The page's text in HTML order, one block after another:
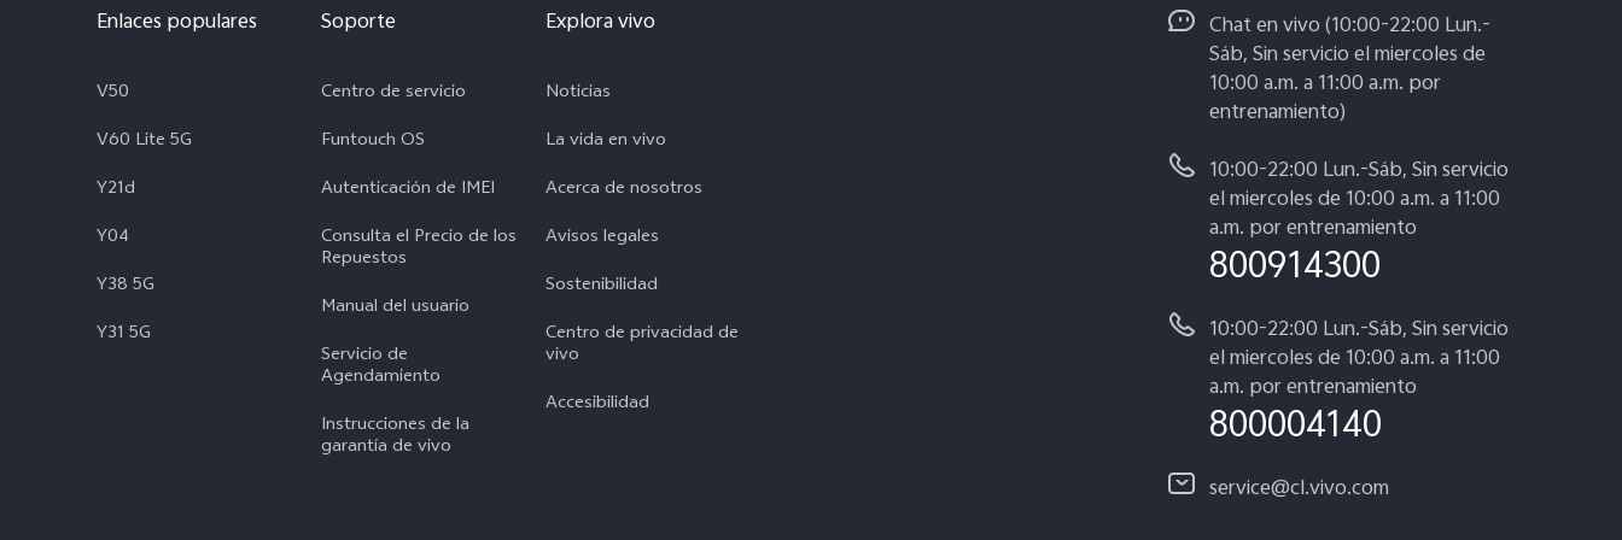
Enlaces populares
V50
V60 Lite 5G
Y21d
Y04
Y38 5G
Y31 5G
Soporte
Centro de servicio
Funtouch OS
Autenticación de IMEI
Consulta el Precio de los
Repuestos
Manual del usuario
Servicio de
Agendamiento
Instrucciones de la
garantía de vivo
Explora vivo
Noticias
La vida en vivo
Acerca de nosotros
Avisos legales
Sostenibilidad
Centro de privacidad de
vivo
Accesibilidad
Chat en vivo (10:00-22:00 Lun.-
Sáb, Sin servicio el miercoles de
10:00 a.m. a 11:00 a.m. por
entrenamiento)
10:00-22:00 Lun.-Sáb, Sin servicio
el miercoles de 10:00 a.m. a 11:00
a.m. por entrenamiento
800914300
10:00-22:00 Lun.-Sáb, Sin servicio
el miercoles de 10:00 a.m. a 11:00
a.m. por entrenamiento
800004140
service@cl.vivo.com